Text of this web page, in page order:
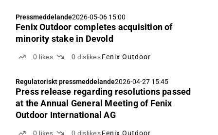
Pressmeddelande2026-05-06 15:00
Fenix Outdoor completes acquisition of
minority stake in Devold
0 likes 0 dislikes Fenix Outdoor
Regulatoriskt pressmeddelande2026-04-27 15:45
Press release regarding resolutions passed
at the Annual General Meeting of Fenix
Outdoor International AG
0 likes 0 dislikes Fenix Outdoor